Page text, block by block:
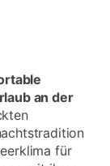
an der
für